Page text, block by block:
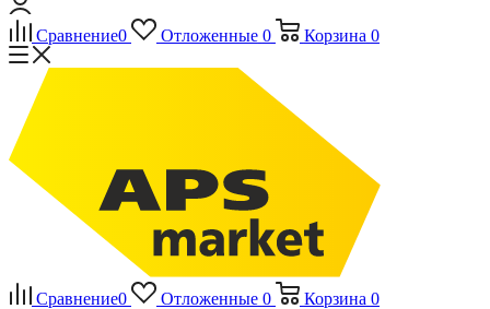
Сравнение0 Отложенные 0 Корзина 0
Сравнение0 Отложенные 0 Корзина 0